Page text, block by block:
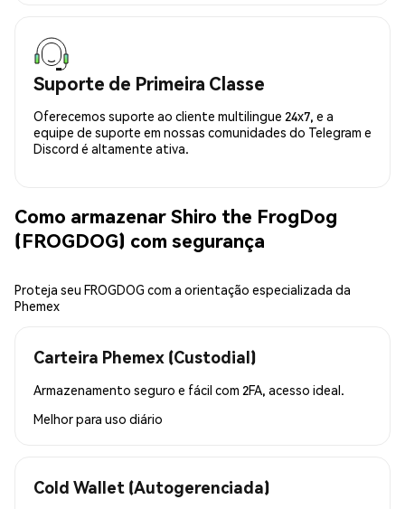
Suporte de Primeira Classe
Oferecemos suporte ao cliente multilingue 24x7, e a
equipe de suporte em nossas comunidades do Telegram e
Discord é altamente ativa.
Como armazenar Shiro the FrogDog
(FROGDOG) com segurança
Proteja seu FROGDOG com a orientação especializada da
Phemex
Carteira Phemex (Custodial)
Armazenamento seguro e fácil com 2FA, acesso ideal.
Melhor para uso diário
Cold Wallet (Autogerenciada)